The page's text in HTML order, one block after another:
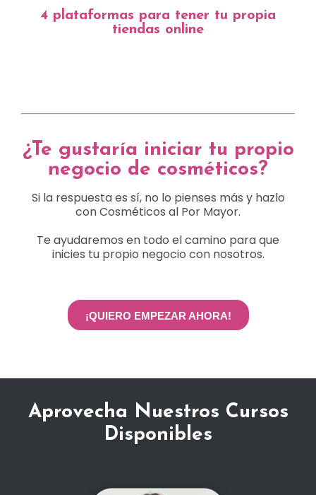
4 plataformas para tener tu propia
tiendas online
¿Te gustaría iniciar tu propio
negocio de cosméticos?
Si la respuesta es sí, no lo pienses más y hazlo
con Cosméticos al Por Mayor.
Te ayudaremos en todo el camino para que
inicies tu propio negocio con nosotros.
¡QUIERO EMPEZAR AHORA!
Aprovecha Nuestros Cursos
Disponibles